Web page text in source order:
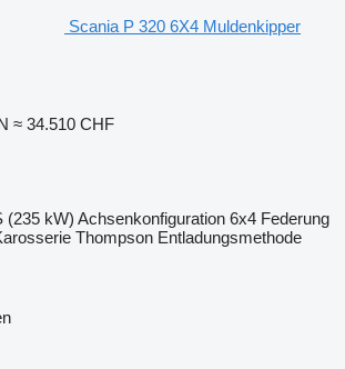
Scania P 320 6X4 Muldenkipper
≈ 34.510 CHF
(235 kW) Achsenkonfiguration 6x4 Federung
Thompson Entladungsmethode